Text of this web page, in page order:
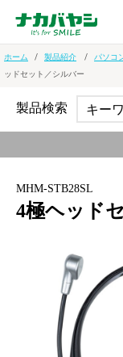
ホーム 製品紹介 パソコ
ッドセット／シルバー
MHM-STB28SL
4極ヘッド
製品検索